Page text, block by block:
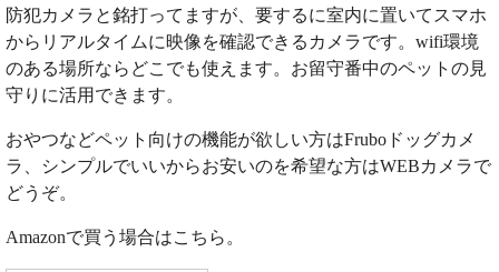
防犯カメラと銘打ってますが、要するに室内に置いてスマホ
からリアルタイムに映像を確認できるカメラです。wifi環境
のある場所ならどこでも使えます。お留守番中のペットの見
守りに活用できます。
おやつなどペット向けの機能が欲しい方はFruboドッグカメ
ラ、シンプルでいいからお安いのを希望な方はWEBカメラで
どうぞ。
Amazonで買う場合はこちら。